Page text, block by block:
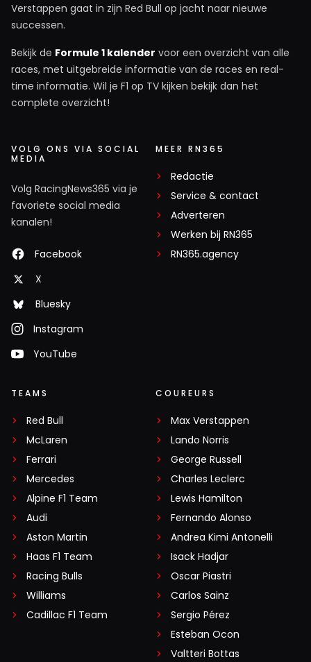
Verstappen gaat in zijn Red Bull op jacht naar nieuwe
successen.
Bekijk de Formule 1 kalender voor een overzicht van alle
races, met uitgebreide informatie van de races en real-
time informatie. Wil je F1 op TV kijken bekijk dan het
complete overzicht!
VOLG ONS VIA SOCIAL
MEDIA
Volg RacingNews365 via je
favoriete social media
kanalen!
Facebook
X
Bluesky
Instagram
YouTube
MEER RN365
Redactie
Service & contact
Adverteren
Werken bij RN365
RN365.agency
TEAMS
Red Bull
McLaren
Ferrari
Mercedes
Alpine F1 Team
Audi
Aston Martin
Haas F1 Team
Racing Bulls
Williams
Cadillac F1 Team
COUREURS
Max Verstappen
Lando Norris
George Russell
Charles Leclerc
Lewis Hamilton
Fernando Alonso
Andrea Kimi Antonelli
Isack Hadjar
Oscar Piastri
Carlos Sainz
Sergio Pérez
Esteban Ocon
Valtteri Bottas